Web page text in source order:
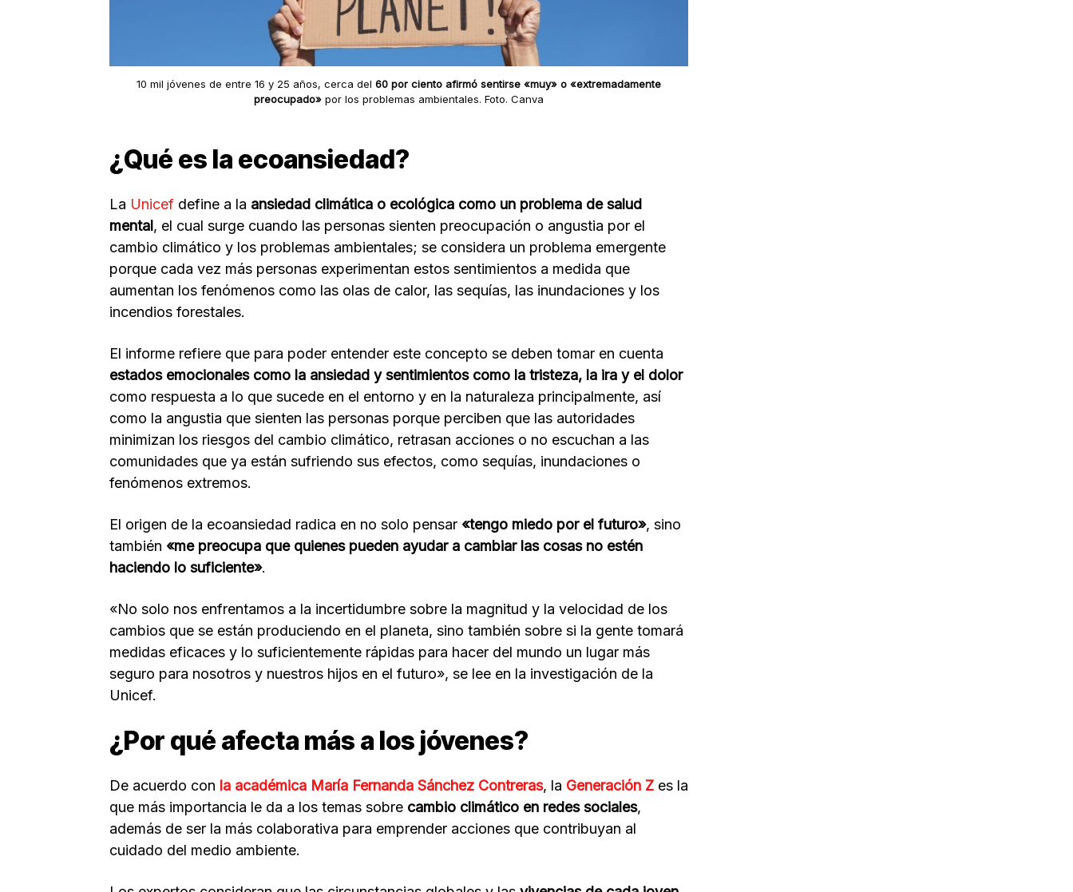
10 mil jóvenes de entre 16 y 25 años, cerca del 60 por ciento afirmó sentirse «muy» o «extremadamente
preocupado» por los problemas ambientales. Foto. Canva
¿Qué es la ecoansiedad?
La Unicef define a la ansiedad climática o ecológica como un problema de salud
mental, el cual surge cuando las personas sienten preocupación o angustia por el
cambio climático y los problemas ambientales; se considera un problema emergente
porque cada vez más personas experimentan estos sentimientos a medida que
aumentan los fenómenos como las olas de calor, las sequías, las inundaciones y los
incendios forestales.
El informe refiere que para poder entender este concepto se deben tomar en cuenta
estados emocionales como la ansiedad y sentimientos como la tristeza, la ira y el dolor
como respuesta a lo que sucede en el entorno y en la naturaleza principalmente, así
como la angustia que sienten las personas porque perciben que las autoridades
minimizan los riesgos del cambio climático, retrasan acciones o no escuchan a las
comunidades que ya están sufriendo sus efectos, como sequías, inundaciones o
fenómenos extremos.
El origen de la ecoansiedad radica en no solo pensar «tengo miedo por el futuro», sino
también «me preocupa que quienes pueden ayudar a cambiar las cosas no estén
haciendo lo suficiente».
«No solo nos enfrentamos a la incertidumbre sobre la magnitud y la velocidad de los
cambios que se están produciendo en el planeta, sino también sobre si la gente tomará
medidas eficaces y lo suficientemente rápidas para hacer del mundo un lugar más
seguro para nosotros y nuestros hijos en el futuro», se lee en la investigación de la
Unicef.
¿Por qué afecta más a los jóvenes?
De acuerdo con la académica María Fernanda Sánchez Contreras, la Generación Z es la
que más importancia le da a los temas sobre cambio climático en redes sociales,
además de ser la más colaborativa para emprender acciones que contribuyan al
cuidado del medio ambiente.